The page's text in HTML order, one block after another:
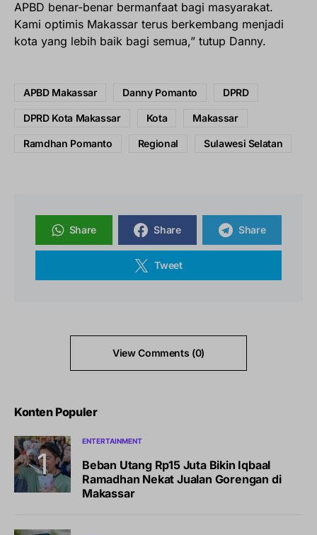
APBD benar-benar bermanfaat bagi masyarakat.
Kami optimis Makassar terus berkembang menjadi
kota yang lebih baik bagi semua,” tutup Danny.
APBD Makassar Danny Pomanto DPRD
DPRD Kota Makassar Kota Makassar
Ramdhan Pomanto Regional Sulawesi Selatan
Share Share Share
Tweet
View Comments (0)
Konten Populer
ENTERTAINMENT
Beban Utang Rp15 Juta Bikin Iqbaal
Ramadhan Nekat Jualan Gorengan di
Makassar